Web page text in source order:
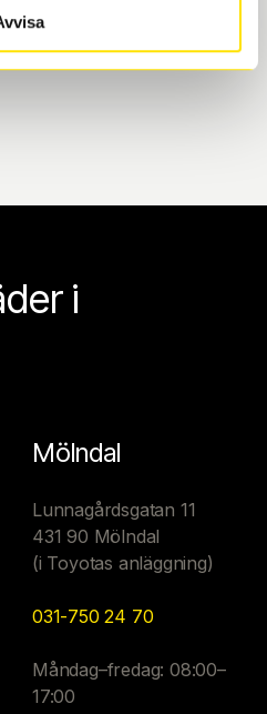
för en säker körning.
i
Mölndal
Lunnagårdsgatan 11
431 90 Mölndal
(i Toyotas anläggning)
031-750 24 70
Måndag–fredag: 08:00–
17:00